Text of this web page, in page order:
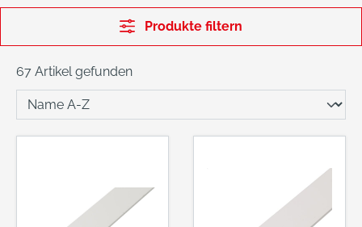
Produkte filtern
67 Artikel gefunden